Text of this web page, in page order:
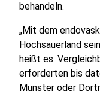
behandeln.
„Mit dem
Hochsauerland
heißt es.
erforderten bis
Münster oder